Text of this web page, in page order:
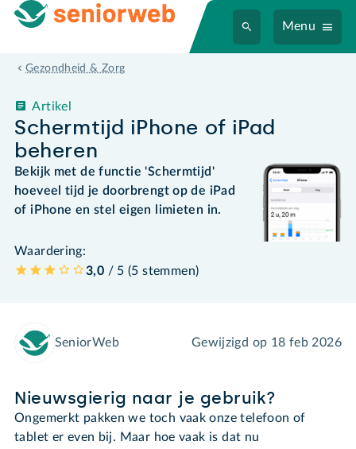
Menu
Gezondheid & Zorg
Schermtijd iPhone of iPad
beheren
Artikel
Bekijk met de functie 'Schermtijd'
hoeveel tijd je doorbrengt op de iPad
of iPhone en stel eigen limieten in.
Waardering:
3,0 / 5 (5 stemmen)
SeniorWeb Gewijzigd op 18 feb 2026
Nieuwsgierig naar je gebruik?
Ongemerkt pakken we toch vaak onze telefoon of
tablet er even bij. Maar hoe vaak is dat nu